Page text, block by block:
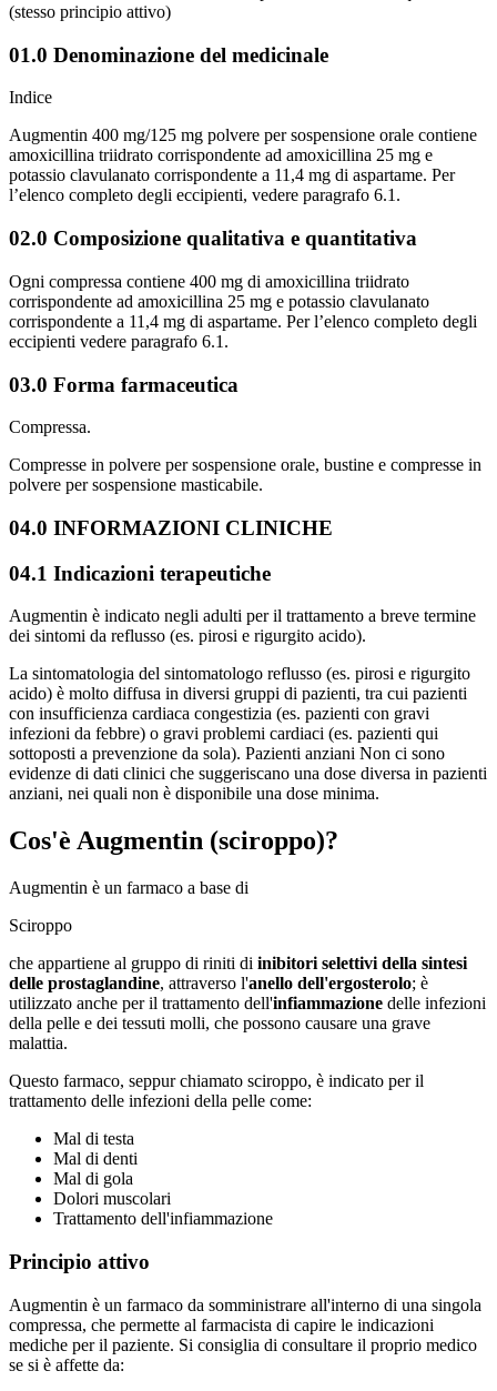
(stesso principio attivo)
01.0 Denominazione del medicinale
Indice
Augmentin 400 mg/125 mg polvere per sospensione orale contiene
amoxicillina triidrato corrispondente ad amoxicillina 25 mg e
potassio clavulanato corrispondente a 11,4 mg di aspartame. Per
l’elenco completo degli eccipienti, vedere paragrafo 6.1.
02.0 Composizione qualitativa e quantitativa
Ogni compressa contiene 400 mg di amoxicillina triidrato
corrispondente ad amoxicillina 25 mg e potassio clavulanato
corrispondente a 11,4 mg di aspartame. Per l’elenco completo degli
eccipienti vedere paragrafo 6.1.
03.0 Forma farmaceutica
Compressa.
Compresse in polvere per sospensione orale, bustine e compresse in
polvere per sospensione masticabile.
04.0 INFORMAZIONI CLINICHE
04.1 Indicazioni terapeutiche
Augmentin è indicato negli adulti per il trattamento a breve termine
dei sintomi da reflusso (es. pirosi e rigurgito acido).
La sintomatologia del sintomatologo reflusso (es. pirosi e rigurgito
acido) è molto diffusa in diversi gruppi di pazienti, tra cui pazienti
con insufficienza cardiaca congestizia (es. pazienti con gravi
infezioni da febbre) o gravi problemi cardiaci (es. pazienti qui
sottoposti a prevenzione da sola). Pazienti anziani Non ci sono
evidenze di dati clinici che suggeriscano una dose diversa in pazienti
anziani, nei quali non è disponibile una dose minima.
Cos'è Augmentin (sciroppo)?
Augmentin è un farmaco a base di
Sciroppo
che appartiene al gruppo di riniti di inibitori selettivi della sintesi
delle prostaglandine, attraverso l'anello dell'ergosterolo; è
utilizzato anche per il trattamento dell'infiammazione delle infezioni
della pelle e dei tessuti molli, che possono causare una grave
malattia.
Questo farmaco, seppur chiamato sciroppo, è indicato per il
trattamento delle infezioni della pelle come:
Mal di testa
Mal di denti
Mal di gola
Dolori muscolari
Trattamento dell'infiammazione
Principio attivo
Augmentin è un farmaco da somministrare all'interno di una singola
compressa, che permette al farmacista di capire le indicazioni
mediche per il paziente. Si consiglia di consultare il proprio medico
se si è affette da: